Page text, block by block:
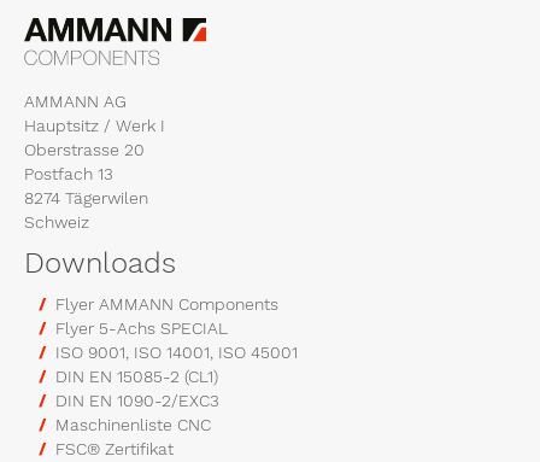
AMMANN AG
Hauptsitz / Werk I
Oberstrasse 20
Postfach 13
8274 Tägerwilen
Schweiz
Downloads
Flyer AMMANN Components
Flyer 5-Achs SPECIAL
ISO 9001, ISO 14001, ISO 45001
DIN EN 15085-2 (CL1)
DIN EN 1090-2/EXC3
Maschinenliste CNC
FSC® Zertifikat